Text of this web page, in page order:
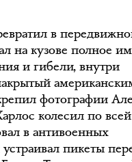
в
на кузове полное
и гибели, внутри
фотографии
колесил по всей
в антивоенных
пикеты